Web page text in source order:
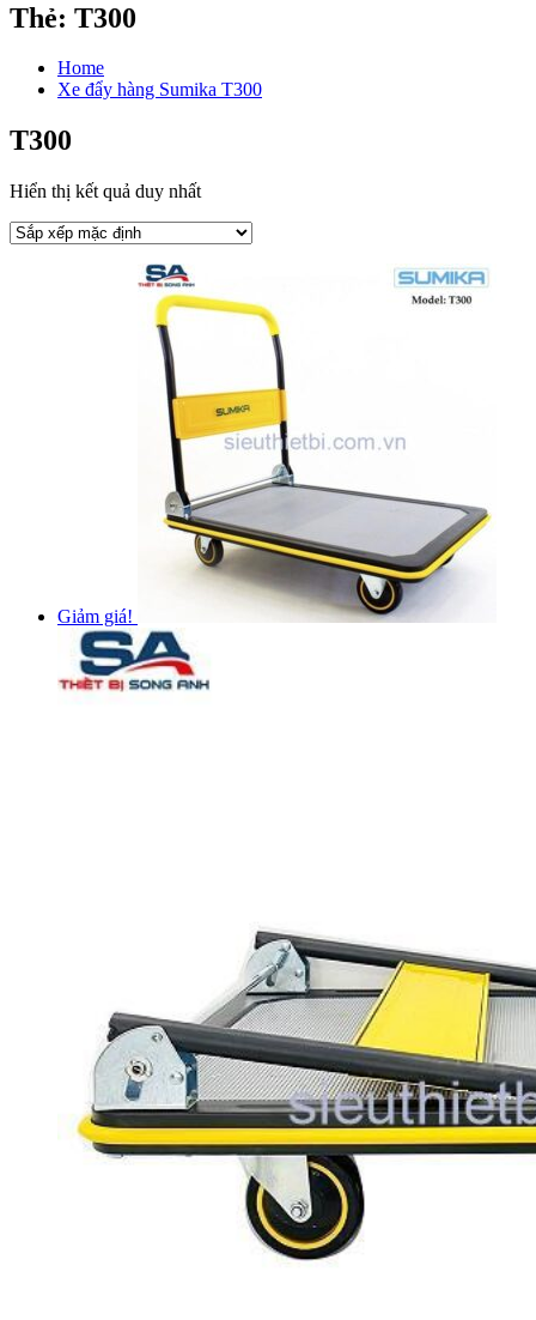
Thẻ: T300
Home
Xe đẩy hàng Sumika T300
T300
Hiển thị kết quả duy nhất
Giảm giá!